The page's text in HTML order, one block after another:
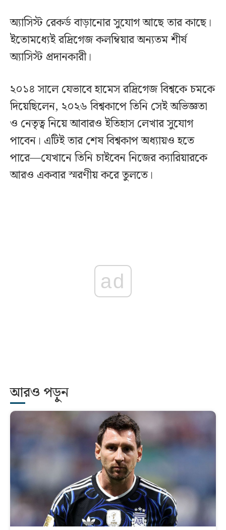
অ্যাসিস্ট রেকর্ড বাড়ানোর সুযোগ আছে তার কাছে।
ইতোমধ্যেই রদ্রিগেজ কলম্বিয়ার অন্যতম শীর্ষ
অ্যাসিস্ট প্রদানকারী।
২০১৪ সালে যেভাবে হামেস রদ্রিগেজ বিশ্বকে চমকে
দিয়েছিলেন, ২০২৬ বিশ্বকাপে তিনি সেই অভিজ্ঞতা
ও নেতৃত্ব নিয়ে আবারও ইতিহাস লেখার সুযোগ
পাবেন। এটিই তার শেষ বিশ্বকাপ অধ্যায়ও হতে
পারে—যেখানে তিনি চাইবেন নিজের ক্যারিয়ারকে
আরও একবার স্মরণীয় করে তুলতে।
ad
আরও পড়ুন